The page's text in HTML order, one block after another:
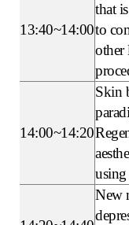
13:40~14:00
that
to
other
14:00~14:20
Skin
New